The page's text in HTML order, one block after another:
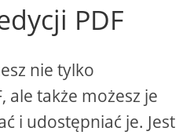
PDF
nie tylko
ale także możesz je
i udostępniać je. Jest